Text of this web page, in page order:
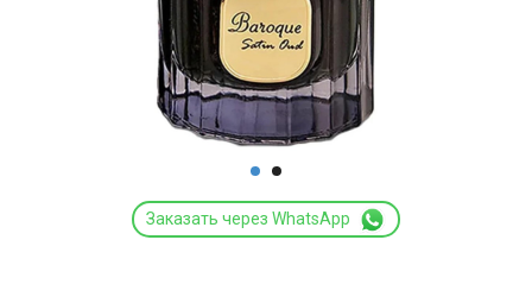
Заказать через WhatsApp